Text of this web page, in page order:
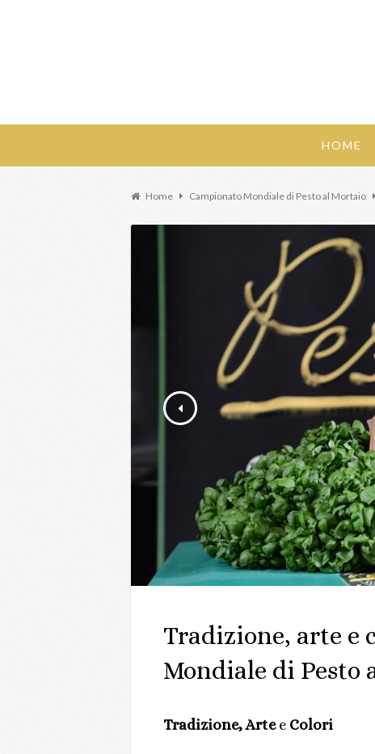
HOME
Home Campionato Mondiale di Pesto al Mortaio
Tradizione, arte e
Mondiale di Pesto
Tradizione,Artee Colori